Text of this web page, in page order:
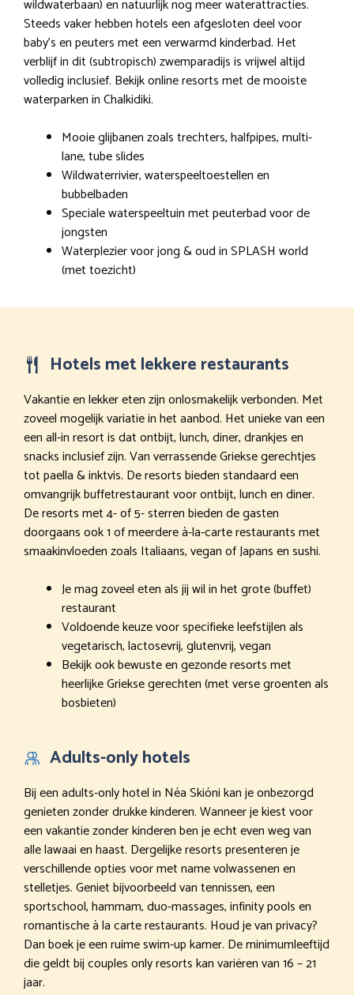
wildwaterbaan) en natuurlijk nog meer waterattracties.
Steeds vaker hebben hotels een afgesloten deel voor
baby’s en peuters met een verwarmd kinderbad. Het
verblijf in dit (subtropisch) zwemparadijs is vrijwel altijd
volledig inclusief. Bekijk online resorts met de mooiste
waterparken in Chalkidiki.
Mooie glijbanen zoals trechters, halfpipes, multi-
lane, tube slides
Wildwaterrivier, waterspeeltoestellen en
bubbelbaden
Speciale waterspeeltuin met peuterbad voor de
jongsten
Waterplezier voor jong & oud in SPLASH world
(met toezicht)
Hotels met lekkere restaurants
Vakantie en lekker eten zijn onlosmakelijk verbonden. Met
zoveel mogelijk variatie in het aanbod. Het unieke van een
een all-in resort is dat ontbijt, lunch, diner, drankjes en
snacks inclusief zijn. Van verrassende Griekse gerechtjes
tot paella & inktvis. De resorts bieden standaard een
omvangrijk buffetrestaurant voor ontbijt, lunch en diner.
De resorts met 4- of 5- sterren bieden de gasten
doorgaans ook 1 of meerdere à-la-carte restaurants met
smaakinvloeden zoals Italiaans, vegan of Japans en sushi.
Je mag zoveel eten als jij wil in het grote (buffet)
restaurant
Voldoende keuze voor specifieke leefstijlen als
vegetarisch, lactosevrij, glutenvrij, vegan
Bekijk ook bewuste en gezonde resorts met
heerlijke Griekse gerechten (met verse groenten als
bosbieten)
Adults-only hotels
Bij een adults-only hotel in Néa Skióni kan je onbezorgd
genieten zonder drukke kinderen. Wanneer je kiest voor
een vakantie zonder kinderen ben je echt even weg van
alle lawaai en haast. Dergelijke resorts presenteren je
verschillende opties voor met name volwassenen en
stelletjes. Geniet bijvoorbeeld van tennissen, een
sportschool, hammam, duo-massages, infinity pools en
romantische à la carte restaurants. Houd je van privacy?
Dan boek je een ruime swim-up kamer. De minimumleeftijd
die geldt bij couples only resorts kan variëren van 16 – 21
jaar.